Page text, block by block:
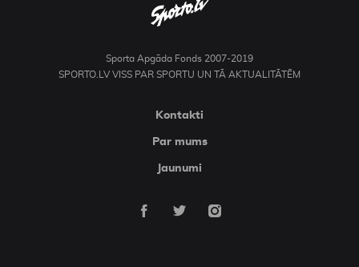
Sporta Apgāda Fonds 2007-2019
SPORTO.LV VISS PAR SPORTU UN TĀ AKTUALITĀTĒM
Kontakti
Par mums
Jaunumi